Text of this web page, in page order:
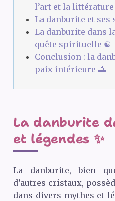
l’art et la littérature
La danburite et ses
La danburite dans
quête spirituelle ☯️
Conclusion : la
paix intérieure 🌅
La danburite
et légendes ✨
La danburite, bien
d’autres cristaux,
dans divers mythes et